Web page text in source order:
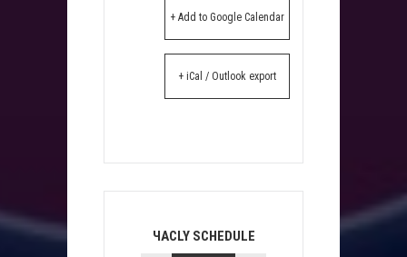
+ Add to Google Calendar
+ iCal / Outlook export
ЧАСLY SCHEDULE